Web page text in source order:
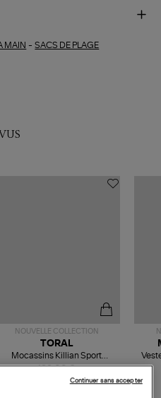
MAIN -SACS DE PLAGE
NOUVELLE COLLECTION
189,00 €
TORAL
Mocassins Killian Sport
Mousse
Continuer sans accepter